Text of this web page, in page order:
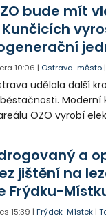
bude mít
Kunčicích
10:06 | Ostrava-město
udělala další
OZO vyrobí
a
jištění na
Frýdku-
15:39 |Frýdek-Místek |